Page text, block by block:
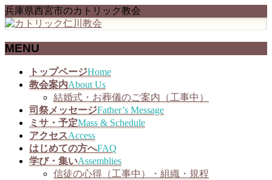
兵庫県西宮市のカトリック教会
MENU
トップページHome
教会案内About Us
結婚式・お葬儀のご案内（工事中）
司祭メッセージFather’s Message
ミサ・予定Mass & Schedule
アクセスAccess
はじめての方へFAQ
学び・集いAssemblies
信徒の心得（工事中）・組織・規程